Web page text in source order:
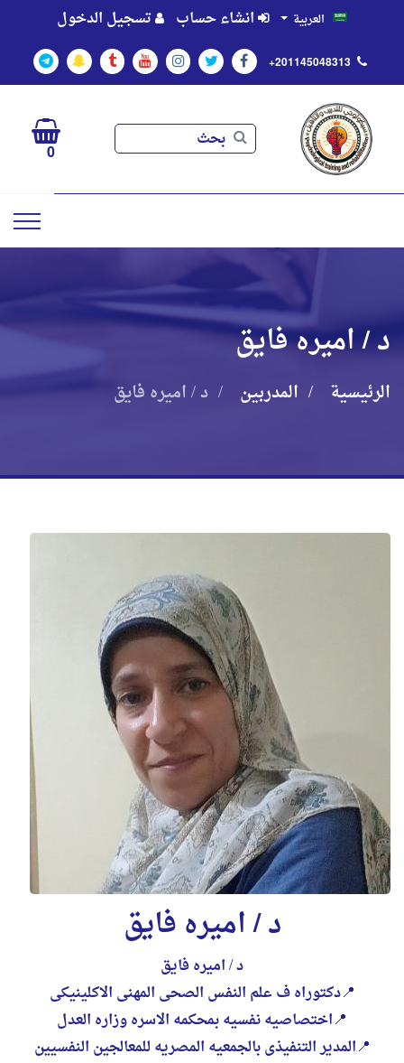
العربية انشاء حساب تسجيل الدخول
+201145048313
بحث 0
د / اميره فايق
الرئيسية المدربين د / اميره فايق
د / اميره فايق
د / اميره فايق
📍دكتوراه ف علم النفس الصحى المهنى الاكلينيكى
📍اختصاصيه نفسيه بمحكمه الاسره وزاره العدل
📍المدير التنفيذى بالجمعيه المصريه للمعالجين النفسيين